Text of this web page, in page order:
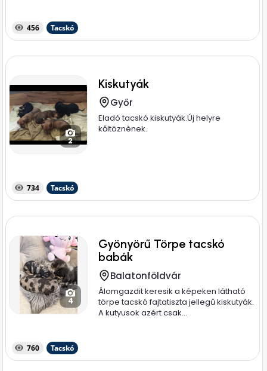
456 Tacskó
2
Kiskutyák
Győr
Eladó tacskó kiskutyák.Új helyre
kőltöznènek.
734 Tacskó
4
Gyönyörű Törpe tacskó
babák
Balatonföldvár
Álomgazdit keresik a képeken látható
törpe tacskó fajtatiszta jellegű kiskutyák.
A kutyusok azért csak...
760 Tacskó